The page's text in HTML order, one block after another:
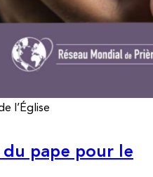
l’Église
pape pour le